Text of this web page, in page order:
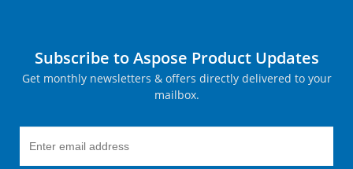
Subscribe to Aspose Product Updates
Get monthly newsletters & offers directly delivered to your
mailbox.